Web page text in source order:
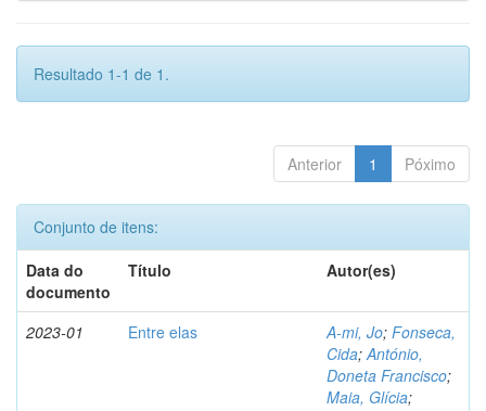
Resultado 1-1 de 1.
Anterior 1 Póximo
Conjunto de itens:
Data do
documento
Título Autor(es)
2023-01 Entre elas A-mi, Jo; Fonseca,
Cida;António,
Doneta Francisco;
Maia, Glícia;